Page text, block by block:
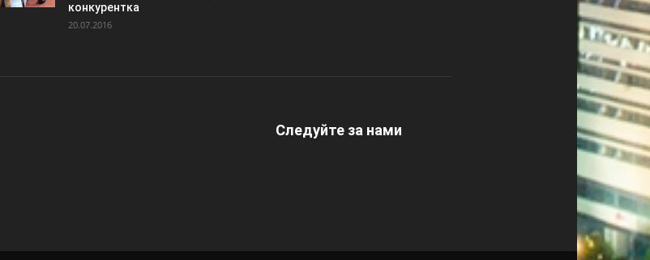
конкурентка
20.07.2016
Следуйте за нами